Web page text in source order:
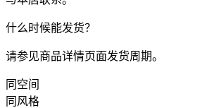
什么时候能发货？
请参见商品详情页面发货周期。
同空间
同风格